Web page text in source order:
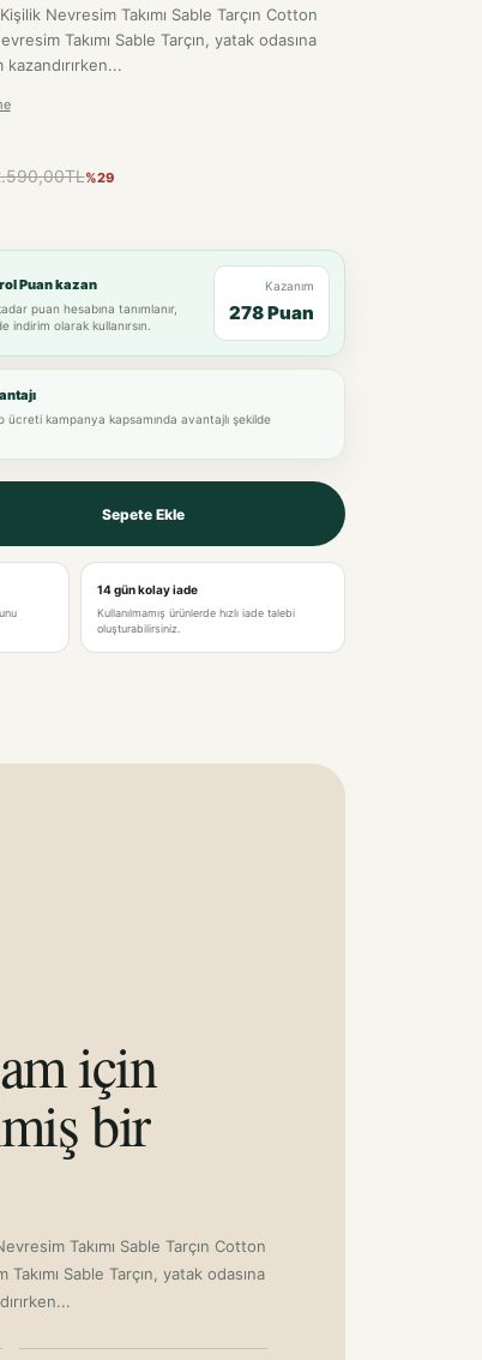
Nevresim Takımı Sable Tarçın Cotton
Takımı Sable Tarçın, yatak odasına
%29
Puan kazan
puan hesabına tanımlanır,
indirim olarak kullanırsın.
Kazanım
278 Puan
ücreti kampanya kapsamında avantajlı şekilde
Sepete Ekle
14 gün kolay iade
Kullanılmamış ürünlerde hızlı iade talebi
oluşturabilirsiniz.
için
bir
Takımı Sable Tarçın Cotton
Sable Tarçın, yatak odasına